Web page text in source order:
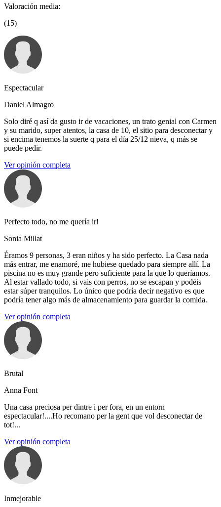
Valoración media:
(15)
Espectacular
Daniel Almagro
Solo diré q así da gusto ir de vacaciones, un trato genial con Carmen
y su marido, super atentos, la casa de 10, el sitio para desconectar y
si encima tenemos la suerte q para el día 25/12 nieva, q más se
puede pedir.
Ver opinión completa
Perfecto todo, no me quería ir!
Sonia Millat
Éramos 9 personas, 3 eran niños y ha sido perfecto. La Casa nada
más entrar, me enamoré, me hubiese quedado para siempre allí. La
piscina no es muy grande pero suficiente para la que lo queríamos.
Al estar vallado todo, si vais con perros, no se escapan y podéis
estar súper tranquilos. Lo único que podría decir negativo es que
podría tener algo más de almacenamiento para guardar la comida.
Ver opinión completa
Brutal
Anna Font
Una casa preciosa per dintre i per fora, en un entorn
espectacular!....Ho recomano per la gent que vol desconectar de
tot!...
Ver opinión completa
Inmejorable